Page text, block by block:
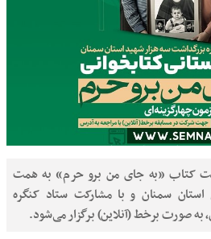
کتاب «به جای من برو حرم» به همت
استان سمنان و با مشارکت ستاد کنگره
به صورت برخط (آنلاین) برگزار می‌شود.